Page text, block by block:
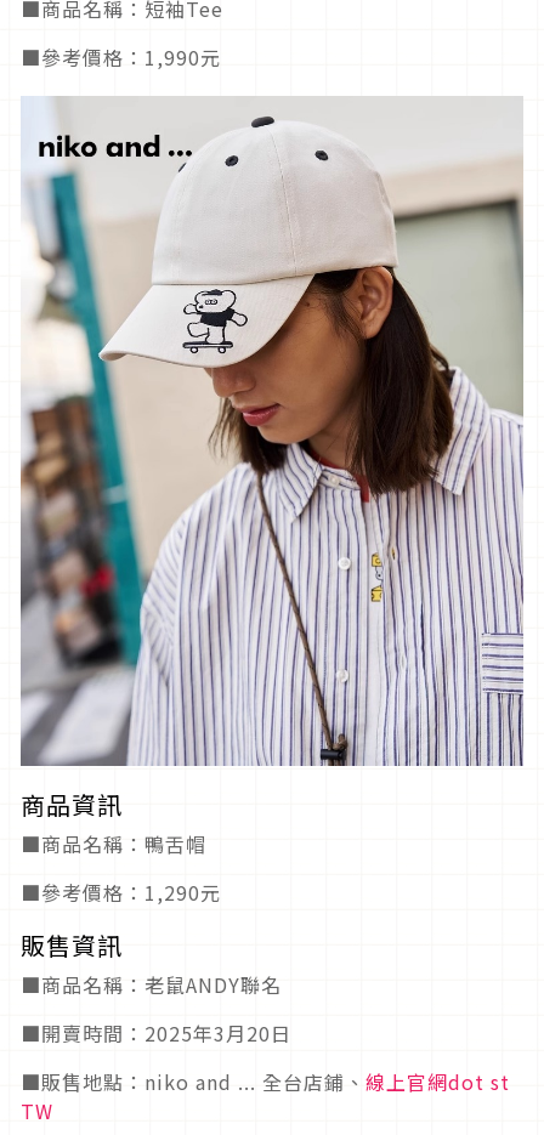
■商品名稱：短袖Tee
■參考價格：1,990元
商品資訊
■商品名稱：鴨舌帽
■參考價格：1,290元
販售資訊
■商品名稱：老鼠ANDY聯名
■開賣時間：2025年3月20日
■販售地點：niko and ... 全台店鋪、 線上官網dot st
TW